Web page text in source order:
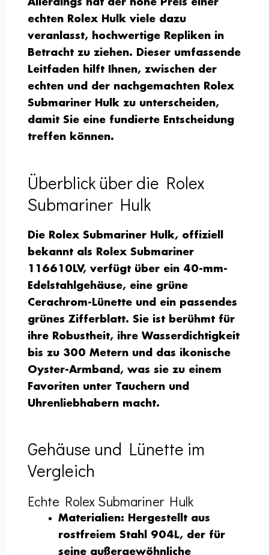
Allerdings hat der hohe Preis einer
echten Rolex Hulk viele dazu
veranlasst, hochwertige Repliken in
Betracht zu ziehen. Dieser umfassende
Leitfaden hilft Ihnen, zwischen der
echten und der nachgemachten Rolex
Submariner Hulk zu unterscheiden,
damit Sie eine fundierte Entscheidung
treffen können.
Überblick über die Rolex
Submariner Hulk
Die Rolex Submariner Hulk, offiziell
bekannt als Rolex Submariner
116610LV, verfügt über ein 40-mm-
Edelstahlgehäuse, eine grüne
Cerachrom-Lünette und ein passendes
grünes Zifferblatt. Sie ist berühmt für
ihre Robustheit, ihre Wasserdichtigkeit
bis zu 300 Metern und das ikonische
Oyster-Armband, was sie zu einem
Favoriten unter Tauchern und
Uhrenliebhabern macht.
Gehäuse und Lünette im
Vergleich
Echte Rolex Submariner Hulk
Materialien: Hergestellt aus
rostfreiem Stahl 904L, der für
seine außergewöhnliche